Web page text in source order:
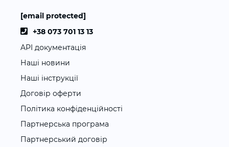
[email protected]
+38 073 701 13 13
API документація
Наші новини
Наші інструкції
Договір оферти
Політика конфіденційності
Партнерська програма
Партнерський договір